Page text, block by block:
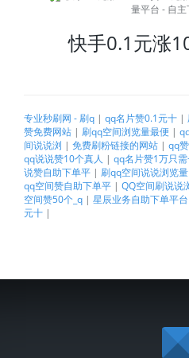
快手0.1元涨
专业秒刷网 - 刷q | qq名片赞0.1元十 |
赞免费网站 | 刷qq空间浏览量最便 |
间说说浏 | 免费刷粉链接的网站 | qq
qq说说赞10个真人 | qq名片赞1万只
说赞自助下单平 | 刷qq空间说说浏览量
qq空间赞自助下单平 | QQ空间刷说说
空间赞50个_q | 星辰业务自助下单平台
元十 |